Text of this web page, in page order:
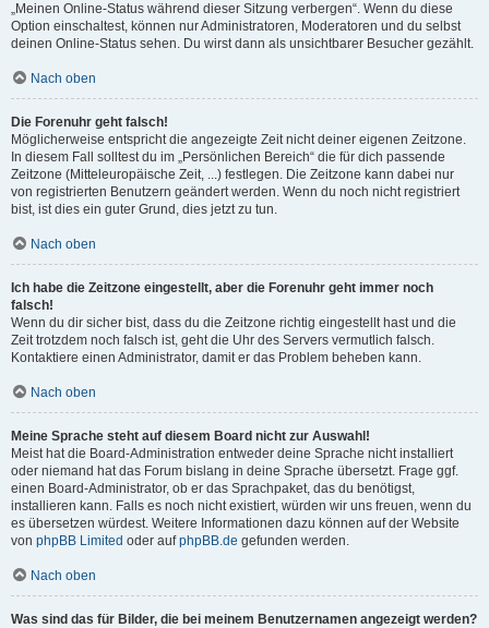
„Meinen Online-Status während dieser Sitzung verbergen“. Wenn du diese
Option einschaltest, können nur Administratoren, Moderatoren und du selbst
deinen Online-Status sehen. Du wirst dann als unsichtbarer Besucher gezählt.
Nach oben
Die Forenuhr geht falsch!
Möglicherweise entspricht die angezeigte Zeit nicht deiner eigenen Zeitzone.
In diesem Fall solltest du im „Persönlichen Bereich“ die für dich passende
Zeitzone (Mitteleuropäische Zeit, ...) festlegen. Die Zeitzone kann dabei nur
von registrierten Benutzern geändert werden. Wenn du noch nicht registriert
bist, ist dies ein guter Grund, dies jetzt zu tun.
Nach oben
Ich habe die Zeitzone eingestellt, aber die Forenuhr geht immer noch
falsch!
Wenn du dir sicher bist, dass du die Zeitzone richtig eingestellt hast und die
Zeit trotzdem noch falsch ist, geht die Uhr des Servers vermutlich falsch.
Kontaktiere einen Administrator, damit er das Problem beheben kann.
Nach oben
Meine Sprache steht auf diesem Board nicht zur Auswahl!
Meist hat die Board-Administration entweder deine Sprache nicht installiert
oder niemand hat das Forum bislang in deine Sprache übersetzt. Frage ggf.
einen Board-Administrator, ob er das Sprachpaket, das du benötigst,
installieren kann. Falls es noch nicht existiert, würden wir uns freuen, wenn du
es übersetzen würdest. Weitere Informationen dazu können auf der Website
von phpBB Limited oder aufphpBB.de gefunden werden.
Nach oben
Was sind das für Bilder, die bei meinem Benutzernamen angezeigt werden?